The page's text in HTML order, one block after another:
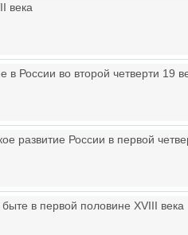
века
России во второй четверти 19
развитие России в первой
в первой половине XVIII века